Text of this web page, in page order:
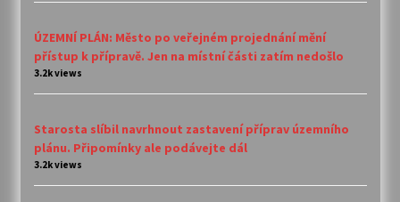
ÚZEMNÍ PLÁN: Město po veřejném projednání mění
přístup k přípravě. Jen na místní části zatím nedošlo
3.2k views
Starosta slíbil navrhnout zastavení příprav územního
plánu. Připomínky ale podávejte dál
3.2k views